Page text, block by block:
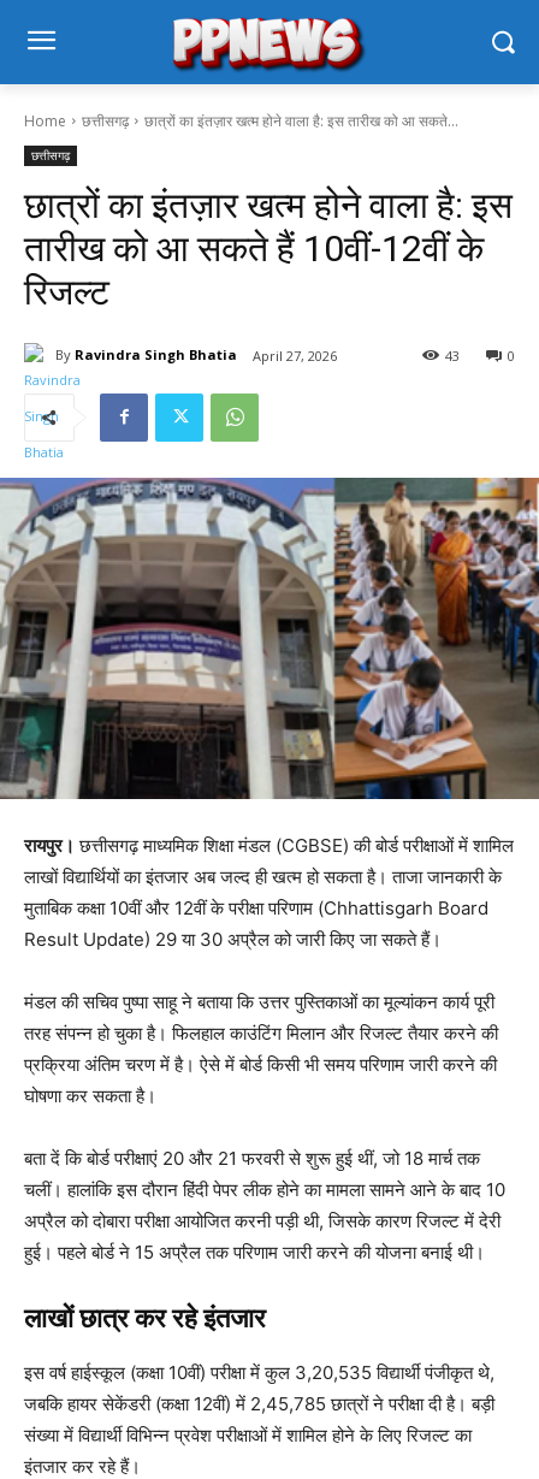
Home छत्तीसगढ़ छात्रों का इंतज़ार खत्म होने वाला है: इस तारीख को आ सकते...
छत्तीसगढ़
छात्रों का इंतज़ार खत्म होने वाला है: इस
तारीख को आ सकते हैं 10वीं-12वीं के
रिजल्ट
By Ravindra Singh Bhatia April 27, 2026 0
43
रायपुर। छत्तीसगढ़ माध्यमिक शिक्षा मंडल (CGBSE) की बोर्ड परीक्षाओं में शामिल
लाखों विद्यार्थियों का इंतजार अब जल्द ही खत्म हो सकता है। ताजा जानकारी के
मुताबिक कक्षा 10वीं और 12वीं के परीक्षा परिणाम (Chhattisgarh Board
Result Update) 29 या 30 अप्रैल को जारी किए जा सकते हैं।
मंडल की सचिव पुष्पा साहू ने बताया कि उत्तर पुस्तिकाओं का मूल्यांकन कार्य पूरी
तरह संपन्न हो चुका है। फिलहाल काउंटिंग मिलान और रिजल्ट तैयार करने की
प्रक्रिया अंतिम चरण में है। ऐसे में बोर्ड किसी भी समय परिणाम जारी करने की
घोषणा कर सकता है।
बता दें कि बोर्ड परीक्षाएं 20 और 21 फरवरी से शुरू हुई थीं, जो 18 मार्च तक
चलीं। हालांकि इस दौरान हिंदी पेपर लीक होने का मामला सामने आने के बाद 10
अप्रैल को दोबारा परीक्षा आयोजित करनी पड़ी थी, जिसके कारण रिजल्ट में देरी
हुई। पहले बोर्ड ने 15 अप्रैल तक परिणाम जारी करने की योजना बनाई थी।
लाखों छात्र कर रहे इंतजार
इस वर्ष हाईस्कूल (कक्षा 10वीं) परीक्षा में कुल 3,20,535 विद्यार्थी पंजीकृत थे,
जबकि हायर सेकेंडरी (कक्षा 12वीं) में 2,45,785 छात्रों ने परीक्षा दी है। बड़ी
संख्या में विद्यार्थी विभिन्न प्रवेश परीक्षाओं में शामिल होने के लिए रिजल्ट का
इंतजार कर रहे हैं।